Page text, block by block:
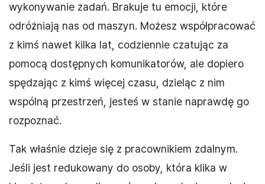
wykonywanie zadań. Brakuje tu emocji, które
odróżniają nas od maszyn. Możesz współpracować
z kimś nawet kilka lat, codziennie czatując za
pomocą dostępnych komunikatorów, ale dopiero
spędzając z kimś więcej czasu, dzieląc z nim
wspólną przestrzeń, jesteś w stanie naprawdę go
rozpoznać.
Tak właśnie dzieje się z pracownikiem zdalnym.
Jeśli jest redukowany do osoby, która klika w